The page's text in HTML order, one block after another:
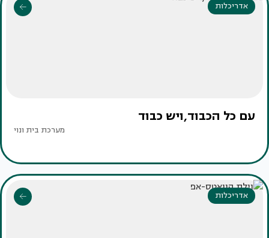
אדריכלות
עם כל הכבוד,ויש כבוד
מערכת בית ונוי
אדריכלות